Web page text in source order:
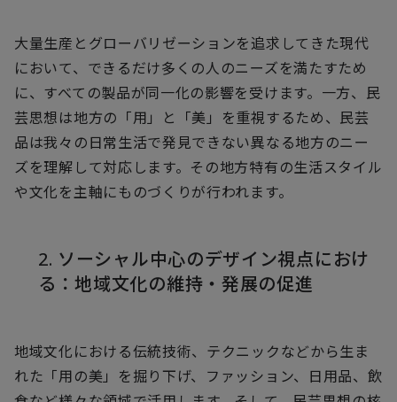
大量生産とグローバリゼーションを追求してきた現代
において、できるだけ多くの人のニーズを満たすため
に、すべての製品が同一化の影響を受けます。一方、民
芸思想は地方の「用」と「美」を重視するため、民芸
品は我々の日常生活で発見できない異なる地方のニー
ズを理解して対応します。その地方特有の生活スタイル
や文化を主軸にものづくりが行われます。
2. ソーシャル中心のデザイン視点におけ
る：地域文化の維持・発展の促進
地域文化における伝統技術、テクニックなどから生ま
れた「用の美」を掘り下げ、ファッション、日用品、飲